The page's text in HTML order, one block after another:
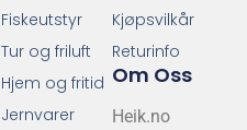
Kjøpsvilkår
Returinfo
Om Oss
Heik.no
Fiskeutstyr
Tur og friluft
Hjem og fritid
Jernvarer